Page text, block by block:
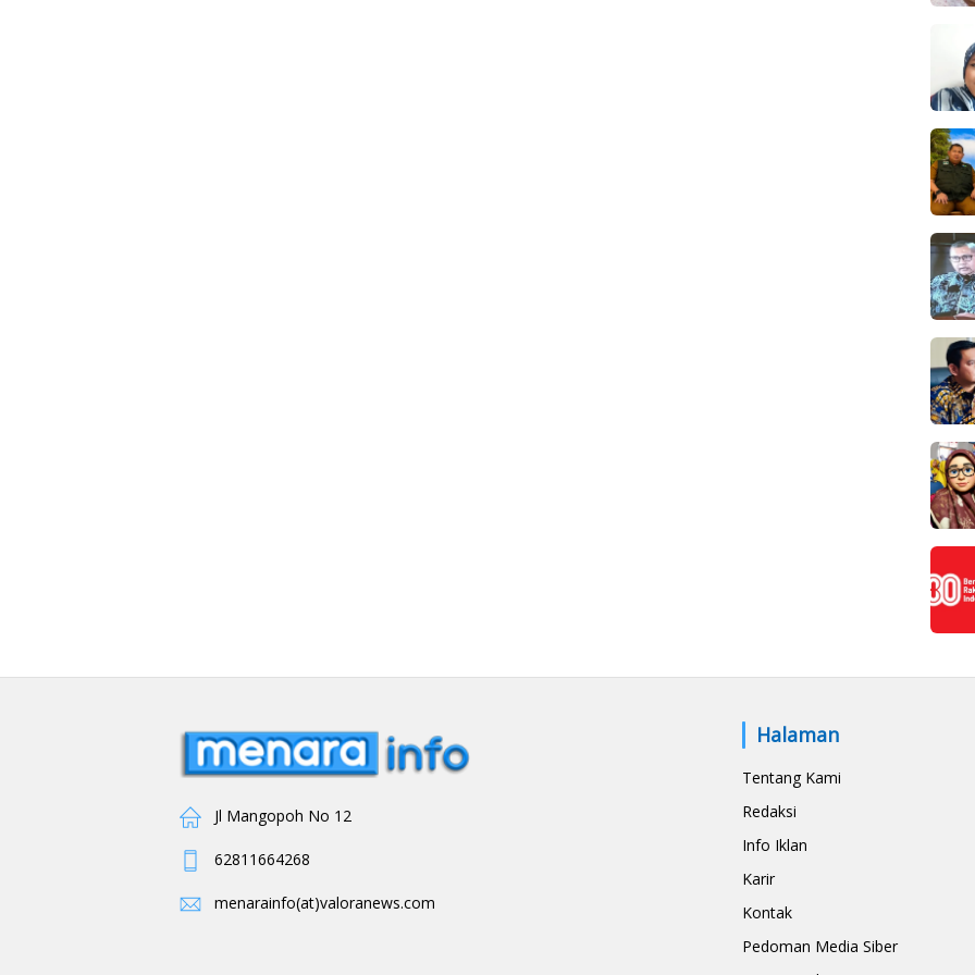
Jl Mangopoh No 12
62811664268
menarainfo(at)valoranews.com
Halaman
Tentang Kami
Redaksi
Info Iklan
Karir
Kontak
Pedoman Media Siber